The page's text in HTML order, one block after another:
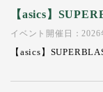
【asics】
イベント開催日：
【asics】